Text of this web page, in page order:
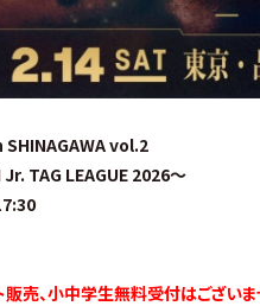
SHINAGAWA vol.2
TAG LEAGUE 2026～
売、小中学生無料受付はございま